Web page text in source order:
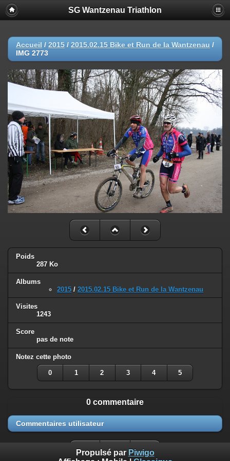
SG Wantzenau Triathlon
Accueil / 2015 / 2015.02.15 Bike et Run de la Wantzenau /
IMG 2773
Poids
287 Ko
Albums
2015 / 2015.02.15 Bike et Run de la Wantzenau
Visites
1243
Score
pas de note
Notez cette photo
0 1 2 3 4 5
0 commentaire
Commentaires utilisateur
Propulsé par Piwigo